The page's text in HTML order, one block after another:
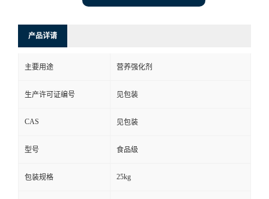
产品详请
主要用途 营养强化剂
生产许可证编号 见包装
CAS 见包装
型号 食品级
包装规格 25kg